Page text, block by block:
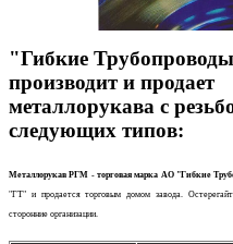
"Гибкие
производит и продает
металлорукава с
следующих типов:
Металлорукав РГМ - торговая марка АО "Гибкие
"ГТ" и продается торговым домом завода.
сторонние организации.